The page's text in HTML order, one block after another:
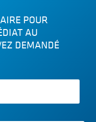
POUR
AU
DEMANDÉ